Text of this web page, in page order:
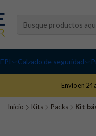
EPI Calzado de seguridad
Envío en 24
Inicio Kits Packs Kit